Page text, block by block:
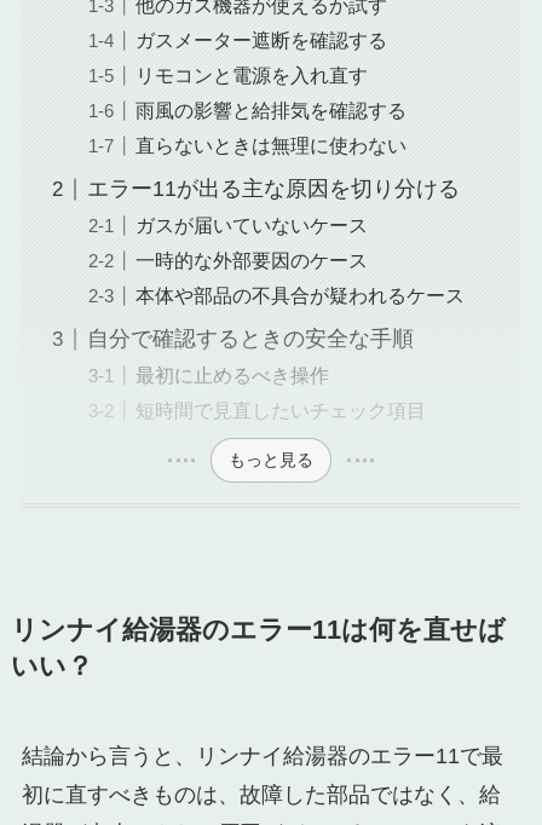
他のガス機器が使えるか試す
ガスメーター遮断を確認する
リモコンと電源を入れ直す
雨風の影響と給排気を確認する
直らないときは無理に使わない
エラー11が出る主な原因を切り分ける
ガスが届いていないケース
一時的な外部要因のケース
本体や部品の不具合が疑われるケース
自分で確認するときの安全な手順
最初に止めるべき操作
短時間で見直したいチェック項目
もっと見る
リンナイ給湯器のエラー11は何を直せば
いい？
結論から言うと、リンナイ給湯器のエラー11で最
初に直すべきものは、故障した部品ではなく、給